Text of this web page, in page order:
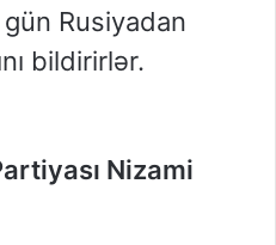
Rusiyadan
bildirirlər.
Nizami